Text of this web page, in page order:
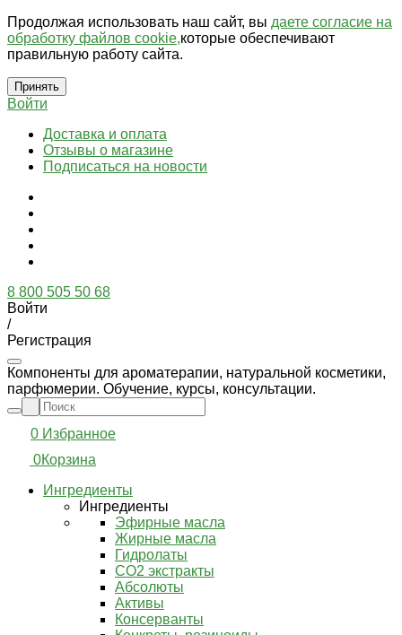
Продолжая использовать наш сайт, вы даете согласие на
обработку файлов cookie,которые обеспечивают
правильную работу сайта.
Принять
Войти
Доставка и оплата
Отзывы о магазине
Подписаться на новости
8 800 505 50 68
Войти
/
Регистрация
Компоненты для ароматерапии, натуральной косметики,
парфюмерии. Обучение, курсы, консультации.
0 Избранное
0Корзина
Ингредиенты
Ингредиенты
Эфирные масла
Жирные масла
Гидролаты
СО2 экстракты
Абсолюты
Активы
Консерванты